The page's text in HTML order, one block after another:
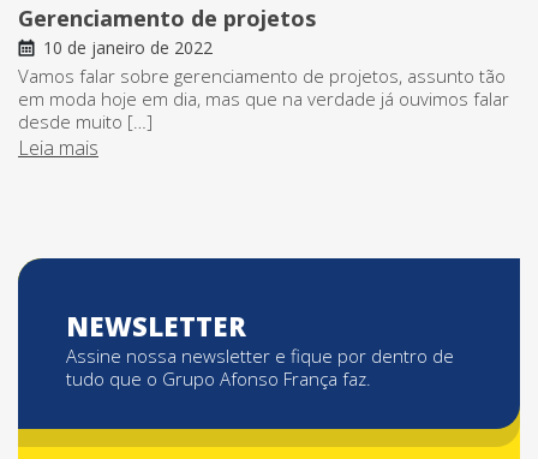
Gerenciamento de projetos
10 de janeiro de 2022
Vamos falar sobre gerenciamento de projetos, assunto tão
em moda hoje em dia, mas que na verdade já ouvimos falar
desde muito […]
Leia mais
NEWSLETTER
Assine nossa newsletter e fique por dentro de
tudo que o Grupo Afonso França faz.